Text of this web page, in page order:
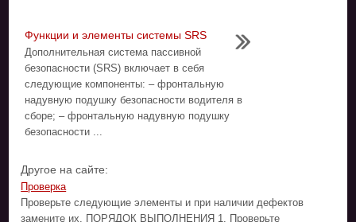
Функции и элементы системы SRS
Дополнительная система пассивной
безопасности (SRS) включает в себя
следующие компоненты: – фронтальную
надувную подушку безопасности водителя в
сборе; – фронтальную надувную подушку
безопасности ...
Другое на сайте:
Проверка
Проверьте следующие элементы и при наличии дефектов
замените их. ПОРЯДОК ВЫПОЛНЕНИЯ 1. Проверьте